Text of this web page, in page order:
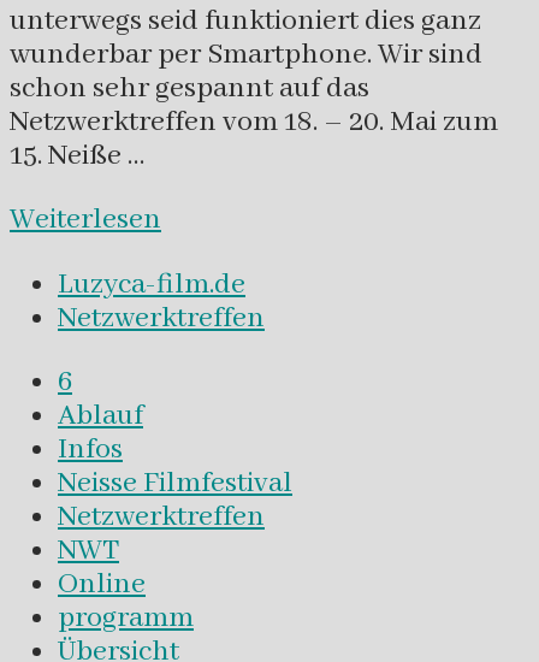
unterwegs seid funktioniert dies ganz
wunderbar per Smartphone. Wir sind
schon sehr gespannt auf das
Netzwerktreffen vom 18. – 20. Mai zum
15. Neiße …
Weiterlesen
Luzyca-film.de
Netzwerktreffen
6
Ablauf
Infos
Neisse Filmfestival
Netzwerktreffen
NWT
Online
programm
Übersicht